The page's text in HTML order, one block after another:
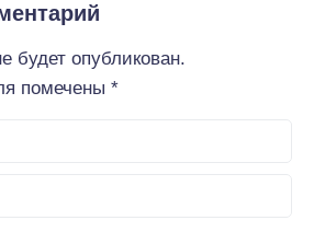
будет опубликован.
помечены *